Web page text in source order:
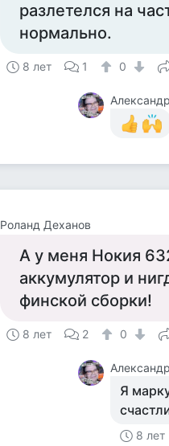
разлетелся на
нормально.
8 лет 1 0
Александр
Роланд Деханов
А у меня Нокия
аккумулятор и
финской сборки!
8 лет 2 0
Александр
Я
8 лет